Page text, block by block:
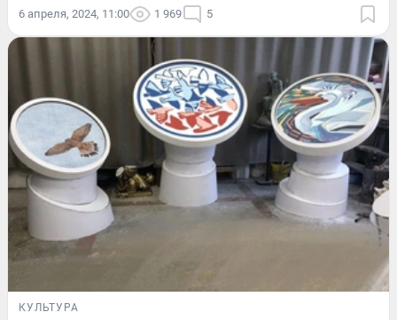
6 апреля, 2024, 11:00 1 969 5
КУЛЬТУРА